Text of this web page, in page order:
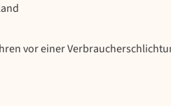
vor einer